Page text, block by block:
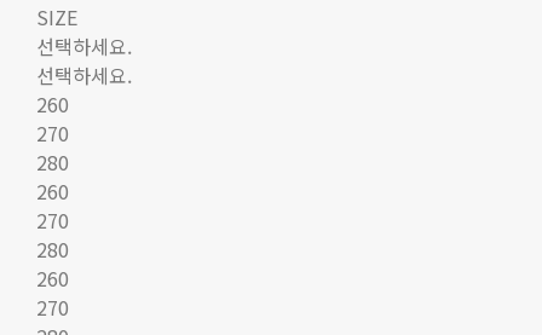
SIZE
선택하세요.
선택하세요.
260
270
280
260
270
280
260
270